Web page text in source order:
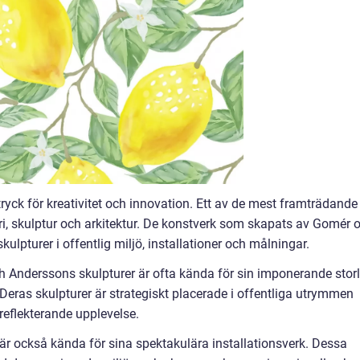
för kreativitet och innovation. Ett av de mest framträdande
skulptur och arkitektur. De konstverk som skapats av Gomér
i offentlig miljö, installationer och målningar.
Anderssons skulpturer är ofta kända för sin imponerande
skulpturer är strategiskt placerade i offentliga utrymmen
upplevelse.
också kända för sina spektakulära installationsverk. Dessa